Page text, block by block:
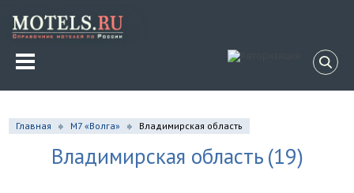
Главная М7 «Волга» Владимирская область
Владимирская область (19)